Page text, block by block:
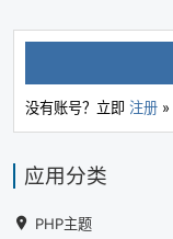
没有账号？立即 注册 »
应用分类
PHP主题